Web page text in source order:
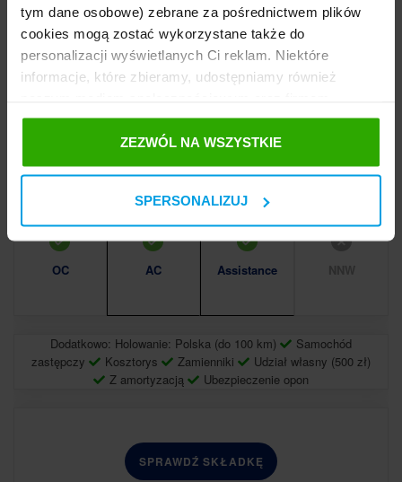
tym dane osobowe) zebrane za pośrednictwem plików
cookies mogą zostać wykorzystane także do
personalizacji wyświetlanych Ci reklam. Niektóre
informacje, które zbieramy, udostępniamy również
reklamowym i analitycznym, z którymi współpracujemy.
Te z kolei mogą łączyć te informacje z innymi
informacjami, które im przekazałeś, korzystając z ich
ZEZWÓL NA WSZYSTKIE
SPERSONALIZUJ
1911
rata od 1039.47
OC AC Assistance
Dodatkowo: Holowanie: Polska (do 100 km)
Samochód
zastępczy
Kosztorys Zamienniki
Udział własny (500 zł)
Z amortyzacją
Ubezpieczenie opon
SPRAWDŹ SKŁADKĘ